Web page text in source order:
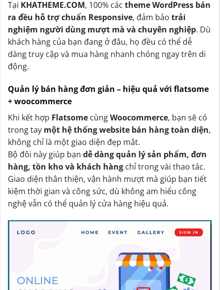
Tại KHATHEME.COM, 100% các theme WordPress bán
ra đều hỗ trợ chuẩn Responsive, đảm bảo trải
nghiệm người dùng mượt mà và chuyên nghiệp. Dù
khách hàng của bạn đang ở đâu, họ đều có thể dễ
dàng truy cập và mua hàng nhanh chóng ngay trên di
động.
Quản lý bán hàng đơn giản – hiệu quả với flatsome
+ woocommerce
Khi kết hợp Flatsome cùngWoocommerce, bạn sẽ có
trong tay một hệ thống website bán hàng toàn diện,
không chỉ là một giao diện đẹp mắt.
Bộ đôi này giúp bạn dễ dàng quản lý sản phẩm, đơn
hàng, tồn kho và khách hàng chỉ trong vài thao tác.
Giao diện thân thiện, vận hành mượt mà giúp bạn tiết
kiệm thời gian và công sức, dù không am hiểu công
nghệ vẫn có thể quản lý cửa hàng hiệu quả.